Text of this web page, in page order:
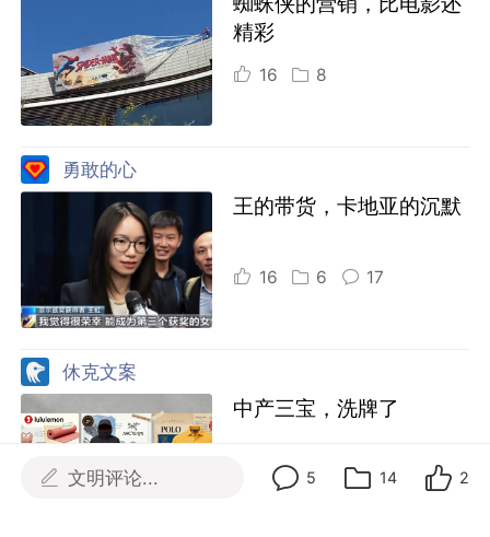
精彩
16 8
勇敢的心
王的带货，卡地亚的沉默
16 6 17
休克文案
中产三宝，洗牌了
3 1
文明评论... 5 14 2